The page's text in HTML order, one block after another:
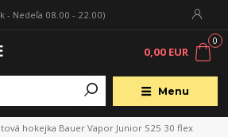
Menu
- Nedeľa 08.00 - 22.00)
0
0,00 EUR
hokejka Bauer Vapor Junior S25 30 flex